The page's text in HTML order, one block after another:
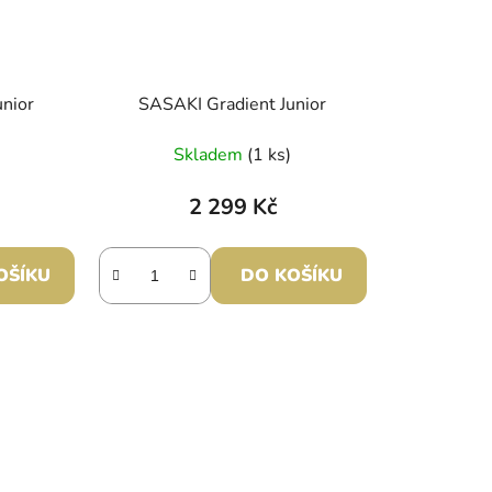
SASAKI Gradient Junior
Skladem (1 ks)
2 299 Kč
DO KOŠÍKU